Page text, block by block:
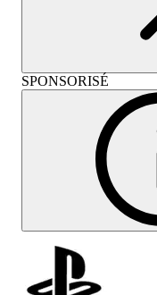
SPONSORISÉ